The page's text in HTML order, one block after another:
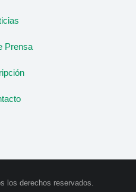
Prensa
los derechos reservados.